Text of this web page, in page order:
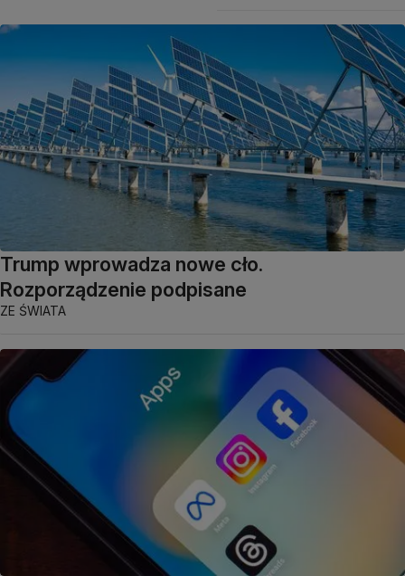
Trump wprowadza nowe cło.
Rozporządzenie podpisane
ZE ŚWIATA